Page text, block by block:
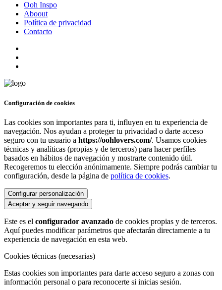
Ooh Inspo
Aboout
Política de privacidad
Contacto
Configuración de cookies
Las cookies son importantes para ti, influyen en tu experiencia de
navegación. Nos ayudan a proteger tu privacidad o darte acceso
seguro con tu usuario a https://oohlovers.com/. Usamos cookies
técnicas y analíticas (propias y de terceros) para hacer perfiles
basados en hábitos de navegación y mostrarte contenido útil.
Recogeremos tu elección anónimamente. Siempre podrás cambiar tu
configuración, desde la página de política de cookies.
Configurar personalización
Aceptar y seguir navegando
Este es el configurador avanzado de cookies propias y de terceros.
Aquí puedes modificar parámetros que afectarán directamente a tu
experiencia de navegación en esta web.
Cookies técnicas (necesarias)
Estas cookies son importantes para darte acceso seguro a zonas con
información personal o para reconocerte si inicias sesión.